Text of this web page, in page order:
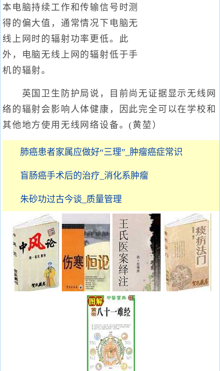
本电脑持续工作和传输信号时测
得的偏大值，通常情况下电脑无
线上网时的辐射功率更低。此
外，电脑无线上网的辐射低于手
机的辐射。
英国卫生防护局说，目前尚无证据显示无线网
络的辐射会影响人体健康，因此完全可以在学校和
其他地方使用无线网络设备。(黄堃）
肺癌患者家属应做好“三理”_肿瘤癌症常识
盲肠癌手术后的治疗_消化系肿瘤
朱砂功过古今谈_质量管理